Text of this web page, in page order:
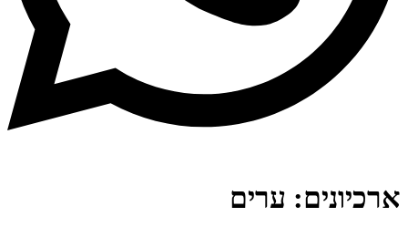
ארכיונים: ערים